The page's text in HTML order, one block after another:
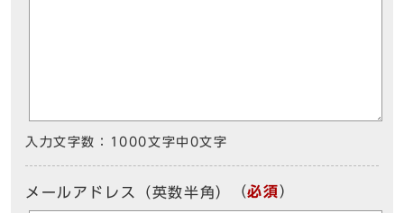
入力文字数： 1000文字中 0文字
メールアドレス（英数半角） （必須）